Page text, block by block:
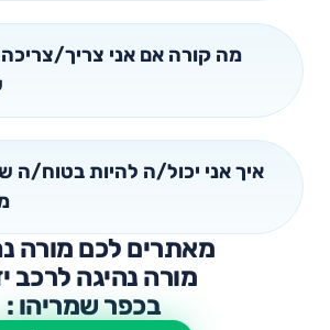
מה קורה אם אני צריך/
איך אני יכול/ה להיות בטוח/ה
מאתרים לכם מורה
מורה נהיגה לרכב
בכפר שמריהו :